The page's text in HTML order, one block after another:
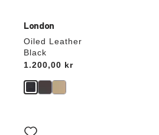
London
Oiled Leather
Black
Price:
1.200,00 kr
Interaktion